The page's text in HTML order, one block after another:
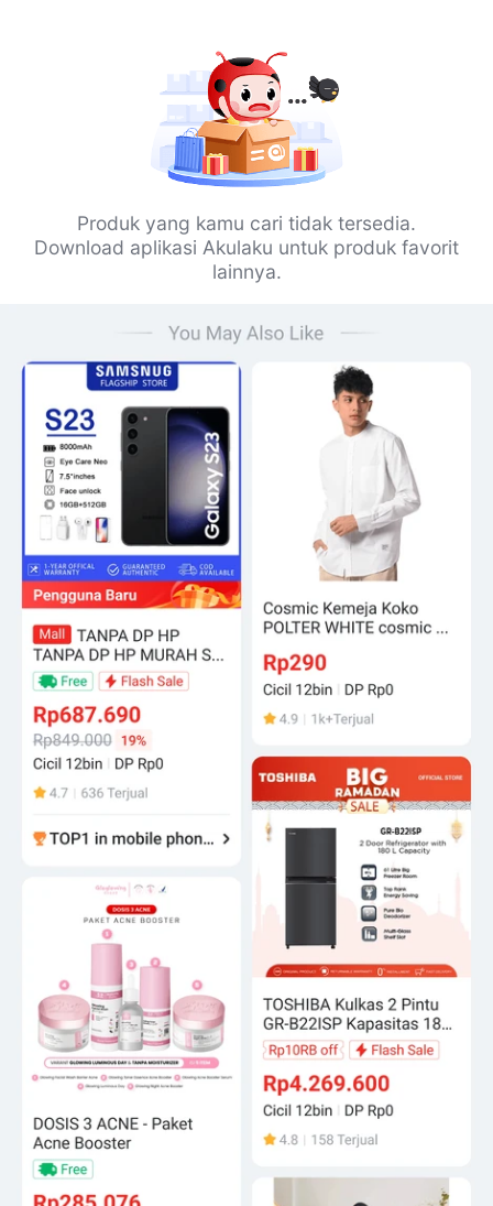
Produk yang kamu cari tidak tersedia.
Download aplikasi Akulaku untuk produk favorit
lainnya.